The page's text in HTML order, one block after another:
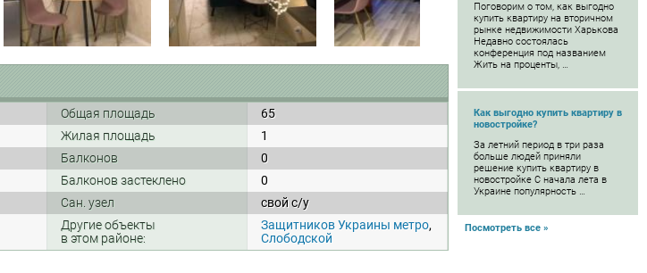
Поговорим о том, как выгодно
купить квартиру на вторичном
рынке недвижимости Харькова
Недавно состоялась
конференция под названием
Жить на проценты, …
Как выгодно купить квартиру в
новостройке?
За летний период в три раза
больше людей приняли
решение купить квартиру в
новостройке С начала лета в
Украине популярность …
Посмотреть все »
Общая площадь
65
Жилая площадь
1
Балконов
0
Балконов застеклено
0
Сан. узел
свой с/у
Другие объекты
в этом районе:
Защитников Украины метро,
Слободской